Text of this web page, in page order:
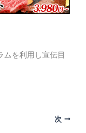
を利用し宣伝目
次